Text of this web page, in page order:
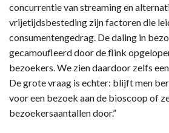
concurrentie van streaming en
vrijetijdsbesteding zijn factoren die
consumentengedrag. De daling in
gecamoufleerd door de flink
bezoekers. We zien daardoor zelfs
De grote vraag is echter: blijft men
voor een bezoek aan de bioscoop of
bezoekersaantallen door.”